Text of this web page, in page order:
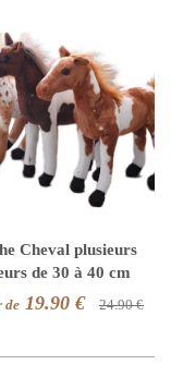
Cheval plusieurs
de 30 à 40 cm
de 19.90 € 24.90 €